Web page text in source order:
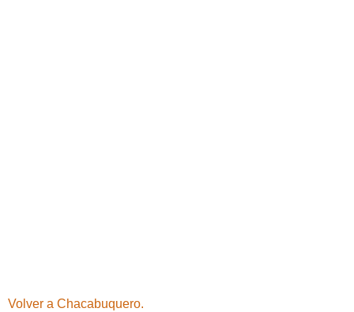
Volver a Chacabuquero.